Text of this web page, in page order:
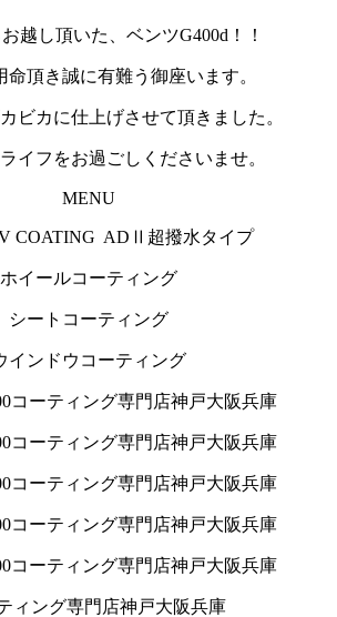
越し頂いた、ベンツG400d！！
命頂き誠に有難う御座います。
ビカに仕上げさせて頂きました。
イフをお過ごしくださいませ。
MENU
COATING ADⅡ超撥水タイプ
ホイールコーティング
シートコーティング
インドウコーティング